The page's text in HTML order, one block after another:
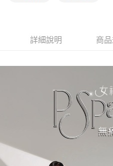
詳細說明 商